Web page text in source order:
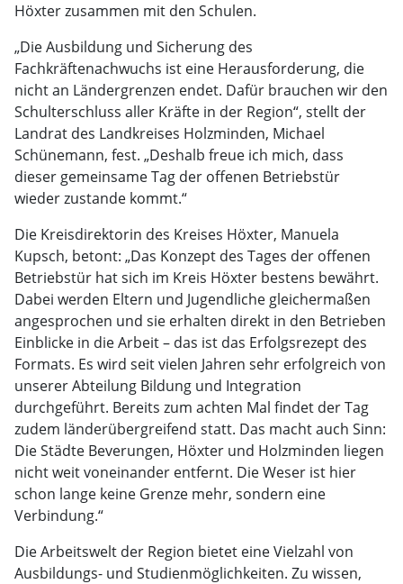
Höxter zusammen mit den Schulen.
„Die Ausbildung und Sicherung des
Fachkräftenachwuchs ist eine Herausforderung, die
nicht an Ländergrenzen endet. Dafür brauchen wir den
Schulterschluss aller Kräfte in der Region“, stellt der
Landrat des Landkreises Holzminden, Michael
Schünemann, fest. „Deshalb freue ich mich, dass
dieser gemeinsame Tag der offenen Betriebstür
wieder zustande kommt.“
Die Kreisdirektorin des Kreises Höxter, Manuela
Kupsch, betont: „Das Konzept des Tages der offenen
Betriebstür hat sich im Kreis Höxter bestens bewährt.
Dabei werden Eltern und Jugendliche gleichermaßen
angesprochen und sie erhalten direkt in den Betrieben
Einblicke in die Arbeit – das ist das Erfolgsrezept des
Formats. Es wird seit vielen Jahren sehr erfolgreich von
unserer Abteilung Bildung und Integration
durchgeführt. Bereits zum achten Mal findet der Tag
zudem länderübergreifend statt. Das macht auch Sinn:
Die Städte Beverungen, Höxter und Holzminden liegen
nicht weit voneinander entfernt. Die Weser ist hier
schon lange keine Grenze mehr, sondern eine
Verbindung.“
Die Arbeitswelt der Region bietet eine Vielzahl von
Ausbildungs- und Studienmöglichkeiten. Zu wissen,